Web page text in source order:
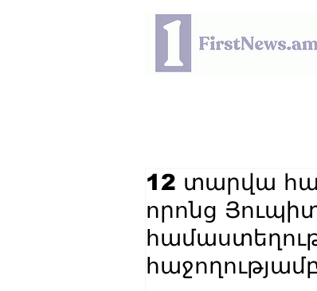
12 տարվա
որոնց